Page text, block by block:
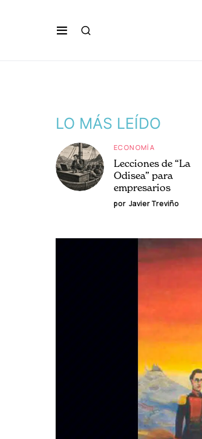
LO MÁS LEÍDO
ECONOMÍA
Lecciones de “La
Odisea” para
empresarios
por Javier Treviño